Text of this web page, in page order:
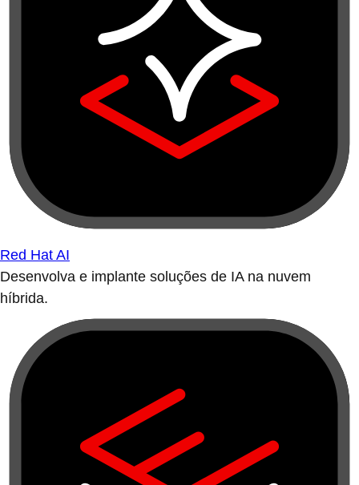
Red Hat AI
Desenvolva e implante soluções de IA na nuvem
híbrida.